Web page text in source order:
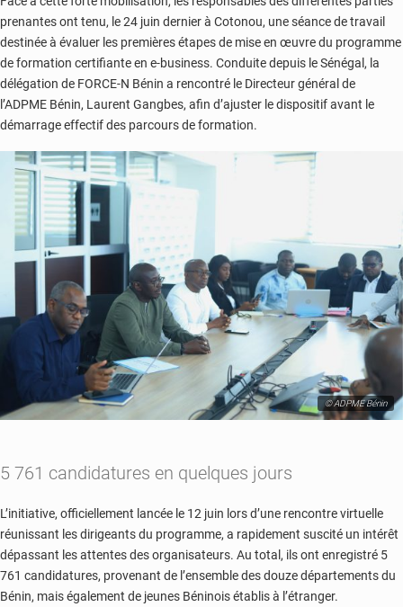
prenantes ont tenu, le 24 juin dernier à Cotonou, une séance de travail
destinée à évaluer les premières étapes de mise en œuvre du programme
de formation certifiante en e-business. Conduite depuis le Sénégal, la
délégation de FORCE-N Bénin a rencontré le Directeur général de
l’ADPME Bénin, Laurent Gangbes, afin d’ajuster le dispositif avant le
démarrage effectif des parcours de formation.
© ADPME Bénin
5 761 candidatures en quelques jours
L’initiative, officiellement lancée le 12 juin lors d’une rencontre virtuelle
réunissant les dirigeants du programme, a rapidement suscité un intérêt
dépassant les attentes des organisateurs. Au total, ils ont enregistré 5
761 candidatures, provenant de l’ensemble des douze départements du
Bénin, mais également de jeunes Béninois établis à l’étranger.